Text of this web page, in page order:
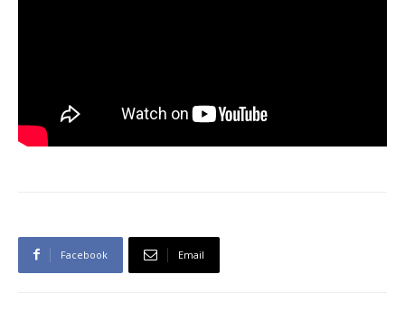
Facebook Email